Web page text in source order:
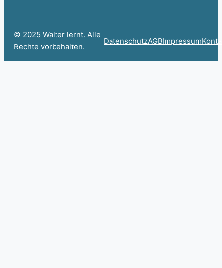
© 2025 Walter lernt. Alle
Rechte vorbehalten.
DatenschutzAGBImpressum